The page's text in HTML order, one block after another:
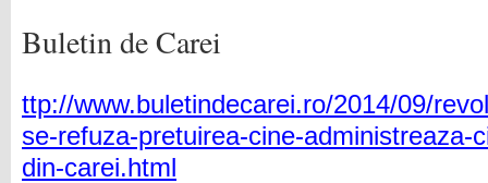
Buletin de Carei
ttp://www.buletindecarei.ro/2014/09/
se-refuza-pretuirea-cine-administreaza-
din-carei.html